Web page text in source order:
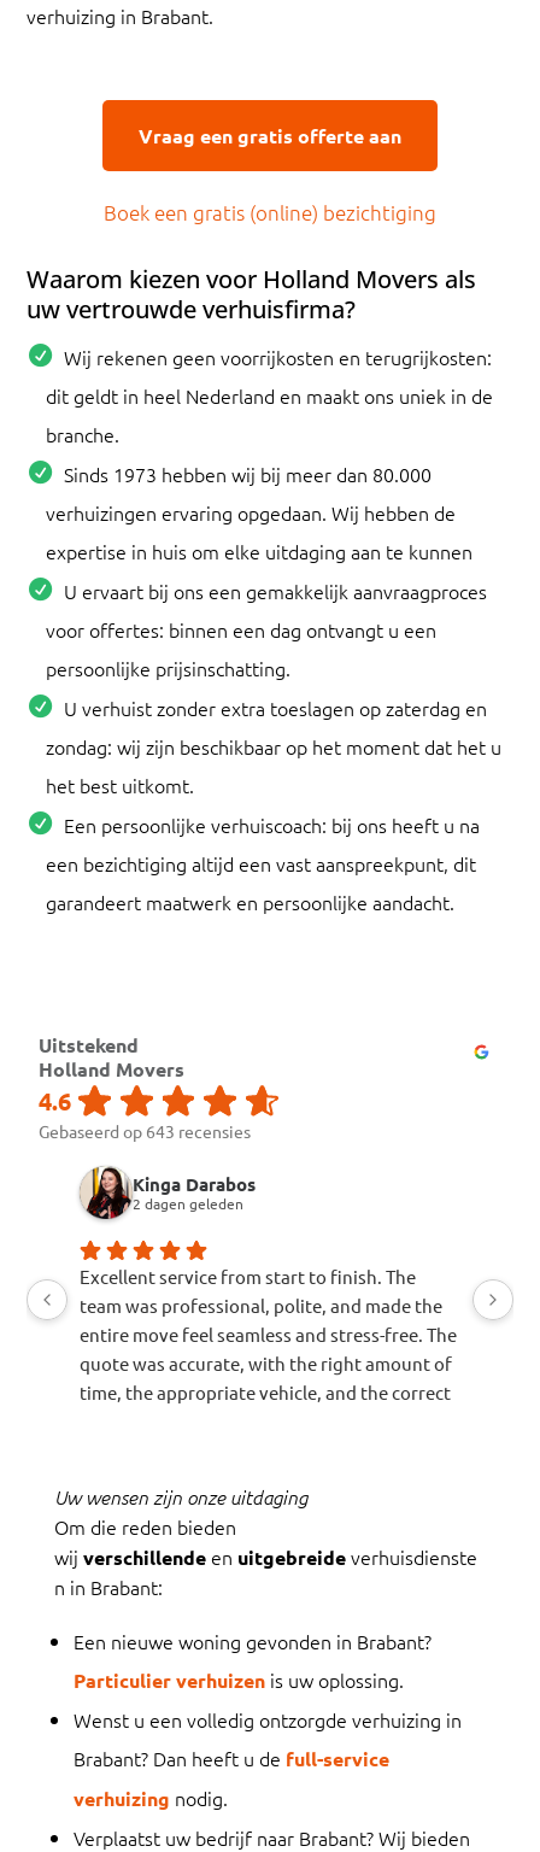
verhuizing in Brabant.
Vraag een gratis offerte aan
Boek een gratis (online) bezichtiging
Waarom kiezen voor Holland Movers als
uw vertrouwde verhuisfirma?
Wij rekenen geen voorrijkosten en terugrijkosten:
dit geldt in heel Nederland en maakt ons uniek in de
branche.
Sinds 1973 hebben wij bij meer dan 80.000
verhuizingen ervaring opgedaan. Wij hebben de
expertise in huis om elke uitdaging aan te kunnen
U ervaart bij ons een gemakkelijk aanvraagproces
voor offertes: binnen een dag ontvangt u een
persoonlijke prijsinschatting.
U verhuist zonder extra toeslagen op zaterdag en
zondag: wij zijn beschikbaar op het moment dat het u
het best uitkomt.
Een persoonlijke verhuiscoach: bij ons heeft u na
een bezichtiging altijd een vast aanspreekpunt, dit
garandeert maatwerk en persoonlijke aandacht.
Uitstekend
Holland Movers
4.6
Gebaseerd op 643 recensies
Kinga Darabos
2 dagen geleden
Excellent service from start to finish. The
team was professional, polite, and made the
entire move feel seamless and stress-free. The
quote was accurate, with the right amount of
time, the appropriate vehicle, and the correct
them to anyone looking for a reliable and
efficient moving company.
Uw wensen zijn onze uitdaging
Om die reden bieden
wij verschillende en uitgebreideverhuisdienste
n in Brabant:
Een nieuwe woning gevonden in Brabant?
Particulier verhuizenis uw oplossing.
Wenst u een volledig ontzorgde verhuizing in
Brabant? Dan heeft u de full-service
verhuizing nodig.
Verplaatst uw bedrijf naar Brabant? Wij bieden